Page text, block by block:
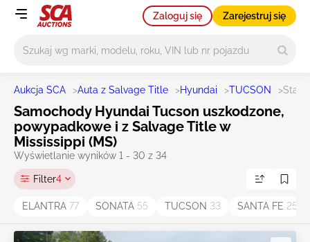
Zaloguj się Zarejestruj się
Aukcja SCA >Auta z Salvage Title >Hyundai >TUCSON >State
Samochody Hyundai Tucson uszkodzone,
powypadkowe i z Salvage Title w
Mississippi (MS)
Wyświetlanie wyników 1 - 30 z 34
Filter4
ELANTRA 77 SONATA 55 TUCSON 33 SANTA FE 25